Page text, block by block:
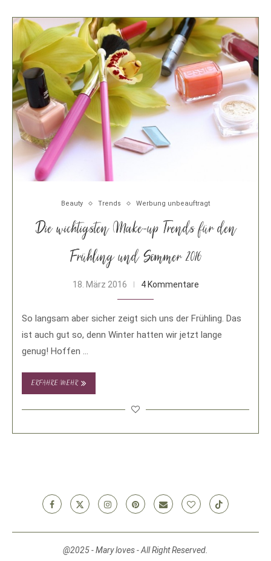
Beauty Trends Werbung unbeauftragt
Die wichtigsten Make-up Trends für den
Frühling und Sommer 2016
18. März 2016 4 Kommentare
So langsam aber sicher zeigt sich uns der Frühling. Das
ist auch gut so, denn Winter hatten wir jetzt lange
genug! Hoffen …
ERFAHRE MEHR
@2025 - Mary loves - All Right Reserved.